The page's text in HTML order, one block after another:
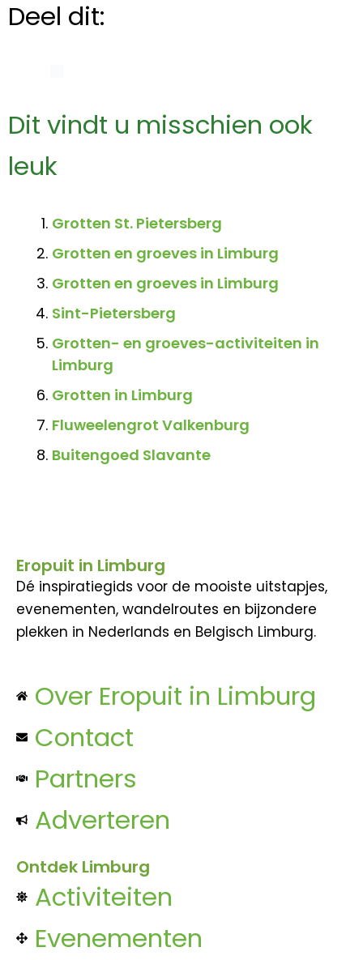
Deel dit:
Dit vindt u misschien ook
leuk
Grotten St. Pietersberg
Grotten en groeves in Limburg
Grotten en groeves in Limburg
Sint-Pietersberg
Grotten- en groeves-activiteiten in
Limburg
Grotten in Limburg
Fluweelengrot Valkenburg
Buitengoed Slavante
Eropuit in Limburg
Dé inspiratiegids voor de mooiste uitstapjes,
evenementen, wandelroutes en bijzondere
plekken in Nederlands en Belgisch Limburg.
Over Eropuit in Limburg
Contact
Partners
Adverteren
Ontdek Limburg
Activiteiten
Evenementen